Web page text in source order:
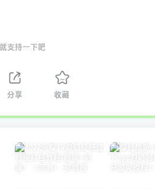
支持一下吧
分享 收藏